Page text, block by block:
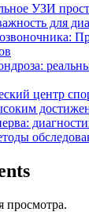
УЗИ
для
центр
просмотра.